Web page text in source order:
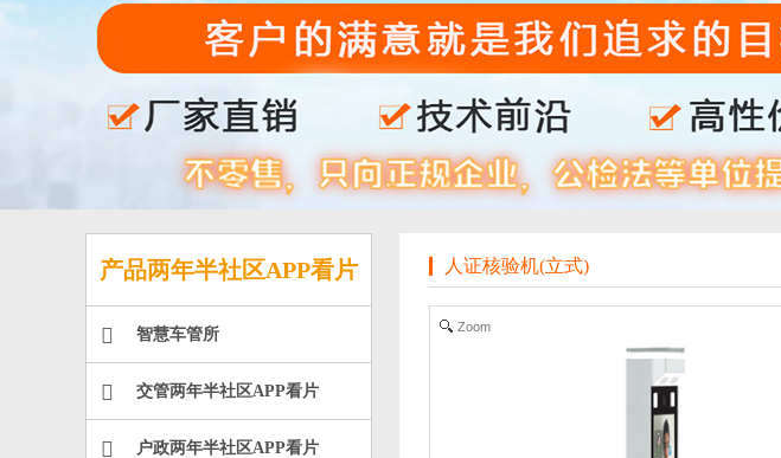
产品两年半社区APP看片
智慧车管所
交管两年半社区APP看片
户政两年半社区APP看片
人证核验机(立式)
Zoom